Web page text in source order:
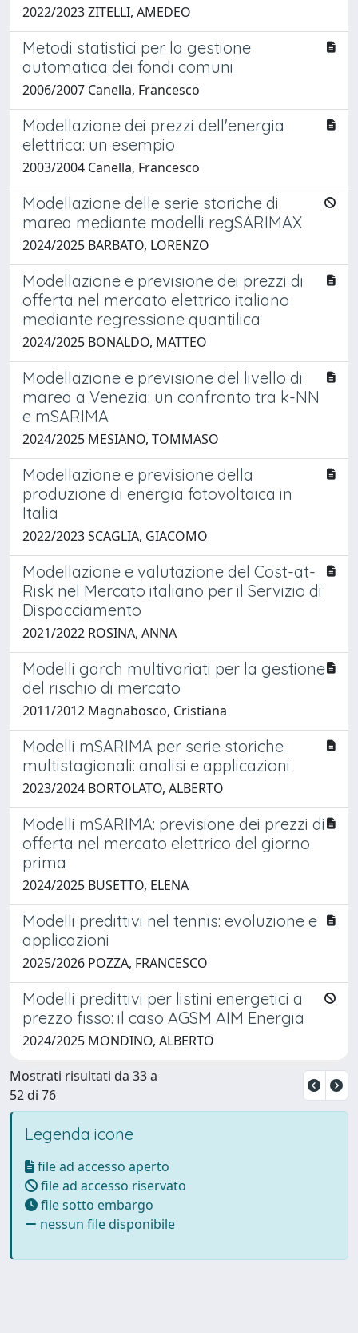
2022/2023 ZITELLI, AMEDEO
Metodi statistici per la gestione
automatica dei fondi comuni
2006/2007 Canella, Francesco
Modellazione dei prezzi dell'energia
elettrica: un esempio
2003/2004 Canella, Francesco
Modellazione delle serie storiche di
marea mediante modelli regSARIMAX
2024/2025 BARBATO, LORENZO
Modellazione e previsione dei prezzi di
offerta nel mercato elettrico italiano
mediante regressione quantilica
2024/2025 BONALDO, MATTEO
Modellazione e previsione del livello di
marea a Venezia: un confronto tra k-NN
e mSARIMA
2024/2025 MESIANO, TOMMASO
Modellazione e previsione della
produzione di energia fotovoltaica in
Italia
2022/2023 SCAGLIA, GIACOMO
Modellazione e valutazione del Cost-at-
Risk nel Mercato italiano per il Servizio di
Dispacciamento
2021/2022 ROSINA, ANNA
Modelli garch multivariati per la gestione
del rischio di mercato
2011/2012 Magnabosco, Cristiana
Modelli mSARIMA per serie storiche
multistagionali: analisi e applicazioni
2023/2024 BORTOLATO, ALBERTO
Modelli mSARIMA: previsione dei prezzi di
offerta nel mercato elettrico del giorno
prima
2024/2025 BUSETTO, ELENA
Modelli predittivi nel tennis: evoluzione e
applicazioni
2025/2026 POZZA, FRANCESCO
Modelli predittivi per listini energetici a
prezzo fisso: il caso AGSM AIM Energia
2024/2025 MONDINO, ALBERTO
Mostrati risultati da 33 a
52 di 76
Legenda icone
file ad accesso aperto
file ad accesso riservato
file sotto embargo
nessun file disponibile